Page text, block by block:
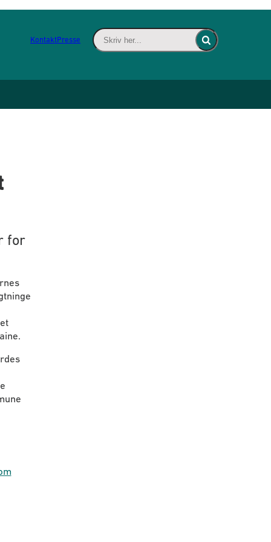
KontaktPresse
Skriv her... - Indsæt søgeord for at søge
Fold søgefelt ind
for